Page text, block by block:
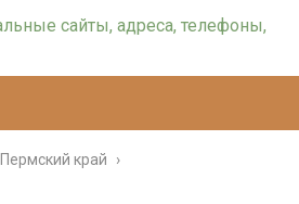
Пермский край ›